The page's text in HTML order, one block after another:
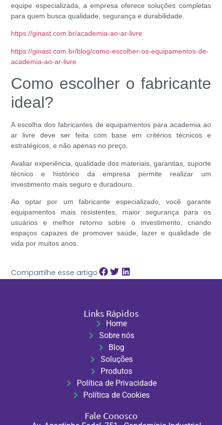
equipe especializada, a empresa oferece soluções completas
para quem busca qualidade, segurança e durabilidade.
https://ginast.com.br/academia-ao-ar-livre
https://ginast.com.br/blog/como-escolher-os-equipamentos-de-
academia-ao-ar-livre
Como escolher o fabricante
ideal?
A escolha dos fabricantes de equipamentos para academia ao
ar livre deve ser feita com base em critérios técnicos e
estratégicos, e não apenas no preço.
Avaliar experiência, qualidade dos materiais, garantias, suporte
técnico e histórico da empresa permite realizar um
investimento mais seguro e duradouro.
Ao optar por um fabricante especializado, você garante
equipamentos mais resistentes, maior segurança para os
usuários e melhor retorno sobre o investimento, criando
espaços capazes de promover saúde, lazer e qualidade de
vida por muitos anos.
Compartilhe esse artigo
Links Rápidos
Home
Sobre nós
Blog
Soluções
Produtos
Política de Privacidade
Política de Cookies
Fale Conosco